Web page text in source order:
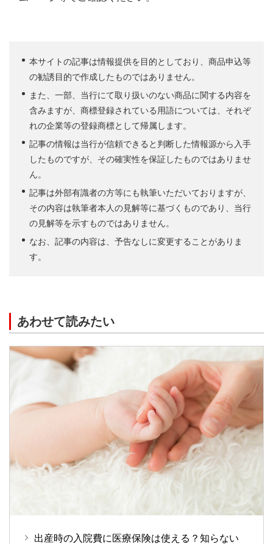
本サイトの記事は情報提供を目的としており、商品申込等
の勧誘目的で作成したものではありません。
また、一部、当行にて取り扱いのない商品に関する内容を
含みますが、商標登録されている用語については、それぞ
れの企業等の登録商標として帰属します。
記事の情報は当行が信頼できると判断した情報源から入手
したものですが、その確実性を保証したものではありませ
ん。
記事は外部有識者の方等にも執筆いただいておりますが、
その内容は執筆者本人の見解等に基づくものであり、当行
の見解等を示すものではありません。
なお、記事の内容は、予告なしに変更することがありま
す。
あわせて読みたい
出産時の入院費に医療保険は使える？知らない